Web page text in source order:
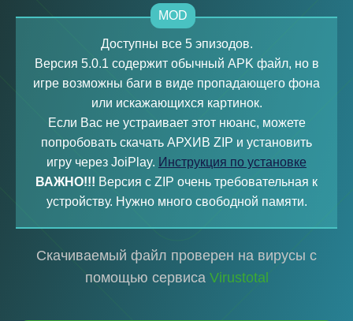
MOD
Доступны все 5 эпизодов.
Версия 5.0.1 содержит обычный APK файл, но в
игре возможны баги в виде пропадающего фона
или искажающихся картинок.
Если Вас не устраивает этот нюанс, можете
попробовать скачать АРХИВ ZIP и установить
игру через JoiPlay. Инструкция по установке
ВАЖНО!!! Версия с ZIP очень требовательная к
устройству. Нужно много свободной памяти.
Скачиваемый файл проверен на вирусы с
помощью сервиса Virustotal